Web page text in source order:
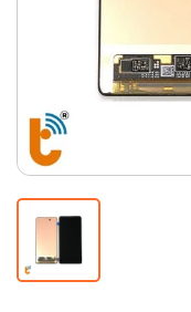
Thay vỏ
Vỏ iPhone